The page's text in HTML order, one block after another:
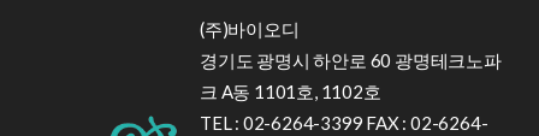
(주)바이오디
경기도 광명시 하안로 60 광명테크노파
크 A동 1101호, 1102호
TEL : 02-6264-3399 FAX : 02-6264-